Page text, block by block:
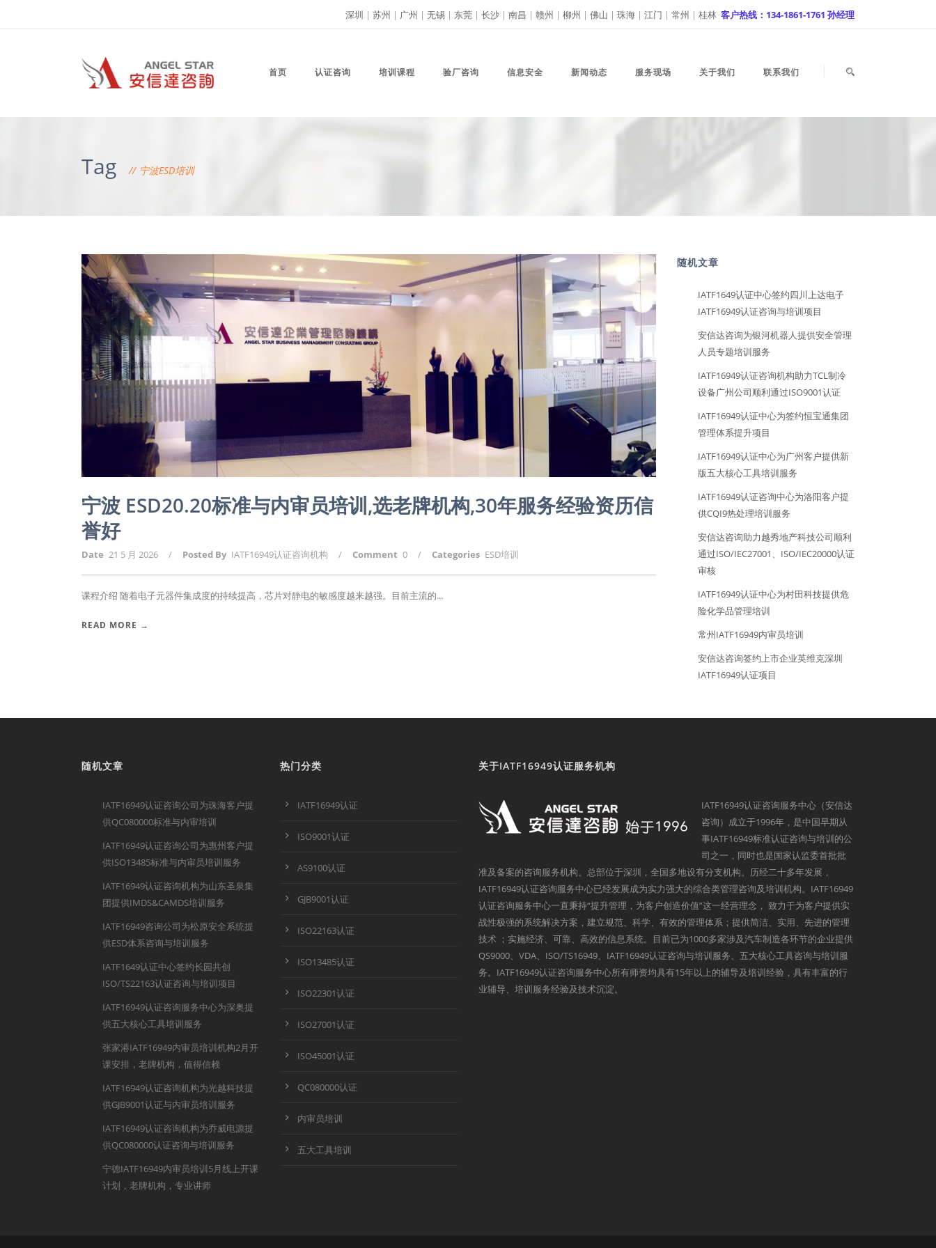
深圳 | 苏州 | 广州 | 无锡 | 东莞 | 长沙 | 南昌 | 赣州 | 柳州 | 佛山 | 珠海 | 江门 | 常州 | 桂林 客户热线：134-1861-1761 孙经理
首页 认证咨询 培训课程 验厂咨询 信息安全 新闻动态 服务现场 关于我们 联系我们
Tag 宁波ESD培训
宁波 ESD20.20标准与内审员培训,选老牌机构,30年服务经验资历信
誉好
Date 21 5 月 2026 / Posted By IATF16949认证咨询机构 / Comment 0 / Categories ESD培训
课程介绍 随着电子元器件集成度的持续提高，芯片对静电的敏感度越来越强。目前主流的...
READ MORE →
随机文章
IATF1649认证中心签约四川上达电子
IATF16949认证咨询与培训项目
安信达咨询为银河机器人提供安全管理
人员专题培训服务
IATF16949认证咨询机构助力TCL制冷
设备广州公司顺利通过ISO9001认证
IATF16949认证中心为签约恒宝通集团
管理体系提升项目
IATF16949认证中心为广州客户提供新
版五大核心工具培训服务
IATF16949认证咨询中心为洛阳客户提
供CQI9热处理培训服务
安信达咨询助力越秀地产科技公司顺利
通过ISO/IEC27001、ISO/IEC20000认证
审核
IATF16949认证中心为村田科技提供危
险化学品管理培训
常州IATF16949内审员培训
安信达咨询签约上市企业英维克深圳
IATF16949认证项目
随机文章
IATF16949认证咨询公司为珠海客户提
供QC080000标准与内审培训
IATF16949认证咨询公司为惠州客户提
供ISO13485标准与内审员培训服务
IATF16949认证咨询机构为山东圣泉集
团提供IMDS&CAMDS培训服务
IATF16949咨询公司为松原安全系统提
供ESD体系咨询与培训服务
IATF1649认证中心签约长园共创
ISO/TS22163认证咨询与培训项目
IATF16949认证咨询服务中心为深奥提
供五大核心工具培训服务
张家港IATF16949内审员培训机构2月开
课安排，老牌机构，值得信赖
IATF16949认证咨询机构为光越科技提
供GJB9001认证与内审员培训服务
IATF16949认证咨询机构为乔威电源提
供QC080000认证咨询与培训服务
宁德IATF16949内审员培训5月线上开课
计划，老牌机构，专业讲师
热门分类
IATF16949认证
ISO9001认证
AS9100认证
GJB9001认证
ISO22163认证
ISO13485认证
ISO22301认证
ISO27001认证
ISO45001认证
QC080000认证
内审员培训
五大工具培训
关于IATF16949认证服务机构
IATF16949认证咨询服务中心（安信达
咨询）成立于1996年，是中国早期从
事IATF16949标准认证咨询与培训的公
司之一，同时也是国家认监委首批批
准及备案的咨询服务机构。总部位于深圳，全国多地设有分支机构。历经二十多年发展，
IATF16949认证咨询服务中心已经发展成为实力强大的综合类管理咨询及培训机构。IATF16949
认证咨询服务中心一直秉持“提升管理，为客户创造价值”这一经营理念， 致力于为客户提供实
战性极强的系统解决方案，建立规范、科学、有效的管理体系；提供简洁、实用、先进的管理
技术 ；实施经济、可靠、高效的信息系统。目前已为1000多家涉及汽车制造各环节的企业提供
QS9000、VDA、ISO/TS16949、IATF16949认证咨询与培训服务、五大核心工具咨询与培训服
务。IATF16949认证咨询服务中心所有师资均具有15年以上的辅导及培训经验，具有丰富的行
业辅导、培训服务经验及技术沉淀。